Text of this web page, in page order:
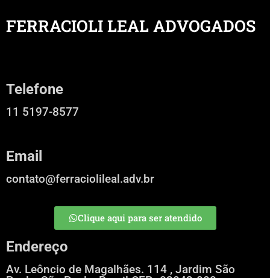
FERRACIOLI LEAL ADVOGADOS
Telefone
11 5197-8577
Email
contato@ferraciolileal.adv.br
Clique aqui para ser atendido
Endereço
Av. Leôncio de Magalhães. 114 , Jardim São